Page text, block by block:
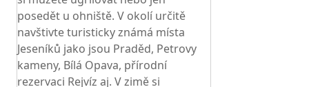
posedět u ohniště. V okolí určitě
navštivte turisticky známá místa
Jeseníků jako jsou Praděd, Petrovy
kameny, Bílá Opava, přírodní
rezervaci Rejvíz aj. V zimě si